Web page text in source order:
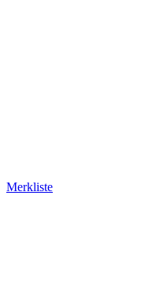
Merkliste